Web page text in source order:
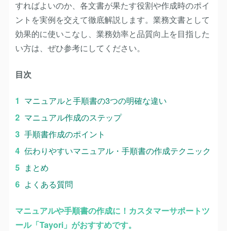
すればよいのか、各文書が果たす役割や作成時のポイ
ントを実例を交えて徹底解説します。業務文書として
効果的に使いこなし、業務効率と品質向上を目指した
い方は、ぜひ参考にしてください。
目次
マニュアルと手順書の3つの明確な違い
マニュアル作成のステップ
手順書作成のポイント
伝わりやすいマニュアル・手順書の作成テクニック
まとめ
よくある質問
マニュアルや手順書の作成に！カスタマーサポートツ
ール「Tayori」がおすすめです。